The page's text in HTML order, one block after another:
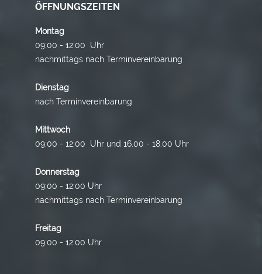
ÖFFNUNGSZEITEN
Montag
09:00 - 12:00 Uhr
nachmittags nach Terminvereinbarung
Dienstag
nach Terminvereinbarung
Mittwoch
09:00 - 12:00 Uhr und 16.00 - 18.00 Uhr
Donnerstag
09:00 - 12:00 Uhr
nachmittags nach Terminvereinbarung
Freitag
09:00 - 12:00 Uhr